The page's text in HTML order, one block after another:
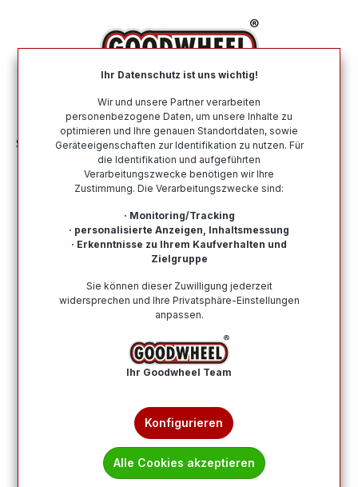
Sommerreifen Nach Automarke ALPINA
Sommerreifen für die Automarke
Hier finden Sie alle Sommerreifen für die Automarke
ALPINA. Von namenhaften und renommierten Top-
Rechnung möglich, eine schnelle Lieferung und ein
vertrauenswürdiger Kundensupport.
Wie finde ich meine Reifengröße?
Keine Produkte gefunden.
Ihr Datenschutz ist uns wichtig!
Wir und unsere Partner verarbeiten
personenbezogene Daten, um unsere Inhalte zu
optimieren und Ihre genauen Standortdaten, sowie
Geräteeigenschaften zur Identifikation zu nutzen. Für
die Identifikation und aufgeführten
Verarbeitungszwecke benötigen wir Ihre
Zustimmung. Die Verarbeitungszwecke sind:
· Monitoring/Tracking
· personalisierte Anzeigen, Inhaltsmessung
· Erkenntnisse zu Ihrem Kaufverhalten und
Zielgruppe
Sie können dieser Zuwilligung jederzeit
widersprechen und Ihre Privatsphäre-Einstellungen
anpassen.
Ihr Goodwheel Team
Konfigurieren
Alle Cookies akzeptieren